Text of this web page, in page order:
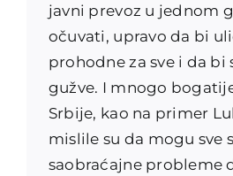
javni prevoz u jednom
očuvati, upravo da bi
prohodne za sve i da bi
gužve. I mnogo
Srbije, kao na primer
mislile su da mogu sve
saobraćajne probleme